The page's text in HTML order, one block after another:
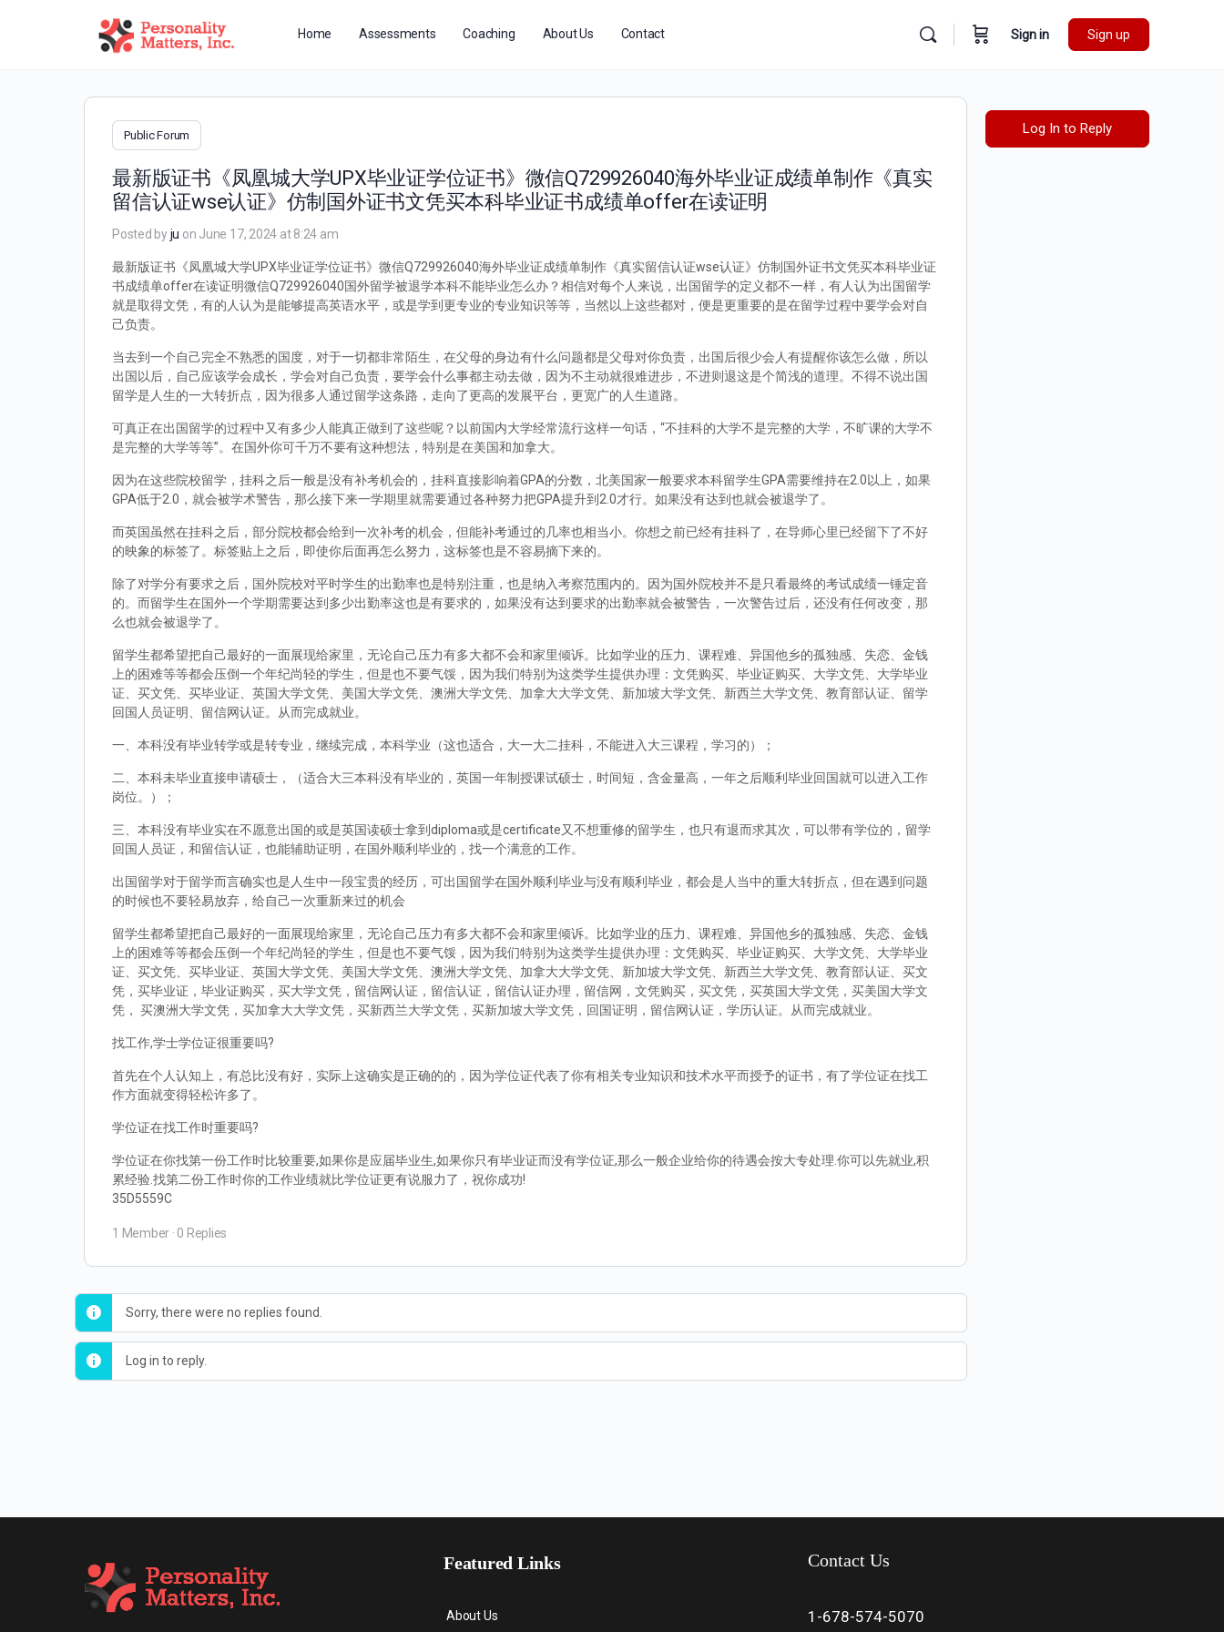
Home Assessments Coaching About Us Contact Sign in Sign up
Public Forum
最新版证书《凤凰城大学UPX毕业证学位证书》微信Q729926040海外毕业证成绩单制作《真实
留信认证wse认证》仿制国外证书文凭买本科毕业证书成绩单offer在读证明
Posted byju on June 17, 2024 at 8:24 am
最新版证书《凤凰城大学UPX毕业证学位证书》微信Q729926040海外毕业证成绩单制作《真实留信认证wse认证》仿制国外证书文凭买本科毕业证
书成绩单offer在读证明微信Q729926040国外留学被退学本科不能毕业怎么办？相信对每个人来说，出国留学的定义都不一样，有人认为出国留学
就是取得文凭，有的人认为是能够提高英语水平，或是学到更专业的专业知识等等，当然以上这些都对，便是更重要的是在留学过程中要学会对自
己负责。
当去到一个自己完全不熟悉的国度，对于一切都非常陌生，在父母的身边有什么问题都是父母对你负责，出国后很少会人有提醒你该怎么做，所以
出国以后，自己应该学会成长，学会对自己负责，要学会什么事都主动去做，因为不主动就很难进步，不进则退这是个简浅的道理。不得不说出国
留学是人生的一大转折点，因为很多人通过留学这条路，走向了更高的发展平台，更宽广的人生道路。
可真正在出国留学的过程中又有多少人能真正做到了这些呢？以前国内大学经常流行这样一句话，“不挂科的大学不是完整的大学，不旷课的大学不
是完整的大学等等”。在国外你可千万不要有这种想法，特别是在美国和加拿大。
因为在这些院校留学，挂科之后一般是没有补考机会的，挂科直接影响着GPA的分数，北美国家一般要求本科留学生GPA需要维持在2.0以上，如果
GPA低于2.0，就会被学术警告，那么接下来一学期里就需要通过各种努力把GPA提升到2.0才行。如果没有达到也就会被退学了。
而英国虽然在挂科之后，部分院校都会给到一次补考的机会，但能补考通过的几率也相当小。你想之前已经有挂科了，在导师心里已经留下了不好
的映象的标签了。标签贴上之后，即使你后面再怎么努力，这标签也是不容易摘下来的。
除了对学分有要求之后，国外院校对平时学生的出勤率也是特别注重，也是纳入考察范围内的。因为国外院校并不是只看最终的考试成绩一锤定音
的。而留学生在国外一个学期需要达到多少出勤率这也是有要求的，如果没有达到要求的出勤率就会被警告，一次警告过后，还没有任何改变，那
么也就会被退学了。
留学生都希望把自己最好的一面展现给家里，无论自己压力有多大都不会和家里倾诉。比如学业的压力、课程难、异国他乡的孤独感、失恋、金钱
上的困难等等都会压倒一个年纪尚轻的学生，但是也不要气馁，因为我们特别为这类学生提供办理：文凭购买、毕业证购买、大学文凭、大学毕业
证、买文凭、买毕业证、英国大学文凭、美国大学文凭、澳洲大学文凭、加拿大大学文凭、新加坡大学文凭、新西兰大学文凭、教育部认证、留学
回国人员证明、留信网认证。从而完成就业。
一、本科没有毕业转学或是转专业，继续完成，本科学业（这也适合，大一大二挂科，不能进入大三课程，学习的）；
二、本科未毕业直接申请硕士，（适合大三本科没有毕业的，英国一年制授课试硕士，时间短，含金量高，一年之后顺利毕业回国就可以进入工作
岗位。）；
三、本科没有毕业实在不愿意出国的或是英国读硕士拿到diploma或是certificate又不想重修的留学生，也只有退而求其次，可以带有学位的，留学
回国人员证，和留信认证，也能辅助证明，在国外顺利毕业的，找一个满意的工作。
出国留学对于留学而言确实也是人生中一段宝贵的经历，可出国留学在国外顺利毕业与没有顺利毕业，都会是人当中的重大转折点，但在遇到问题
的时候也不要轻易放弃，给自己一次重新来过的机会
留学生都希望把自己最好的一面展现给家里，无论自己压力有多大都不会和家里倾诉。比如学业的压力、课程难、异国他乡的孤独感、失恋、金钱
上的困难等等都会压倒一个年纪尚轻的学生，但是也不要气馁，因为我们特别为这类学生提供办理：文凭购买、毕业证购买、大学文凭、大学毕业
证、买文凭、买毕业证、英国大学文凭、美国大学文凭、澳洲大学文凭、加拿大大学文凭、新加坡大学文凭、新西兰大学文凭、教育部认证、买文
凭，买毕业证，毕业证购买，买大学文凭，留信网认证，留信认证，留信认证办理，留信网，文凭购买，买文凭，买英国大学文凭，买美国大学文
凭， 买澳洲大学文凭，买加拿大大学文凭，买新西兰大学文凭，买新加坡大学文凭，回国证明，留信网认证，学历认证。从而完成就业。
找工作,学士学位证很重要吗?
首先在个人认知上，有总比没有好，实际上这确实是正确的的，因为学位证代表了你有相关专业知识和技术水平而授予的证书，有了学位证在找工
作方面就变得轻松许多了。
学位证在找工作时重要吗?
学位证在你找第一份工作时比较重要,如果你是应届毕业生,如果你只有毕业证而没有学位证,那么一般企业给你的待遇会按大专处理.你可以先就业,积
累经验.找第二份工作时你的工作业绩就比学位证更有说服力了，祝你成功!
35D5559C
1 Member · 0 Replies
Sorry, there were no replies found.
Log in to reply.
Log In to Reply
Featured Links
About Us
Contact Us
1-678-574-5070